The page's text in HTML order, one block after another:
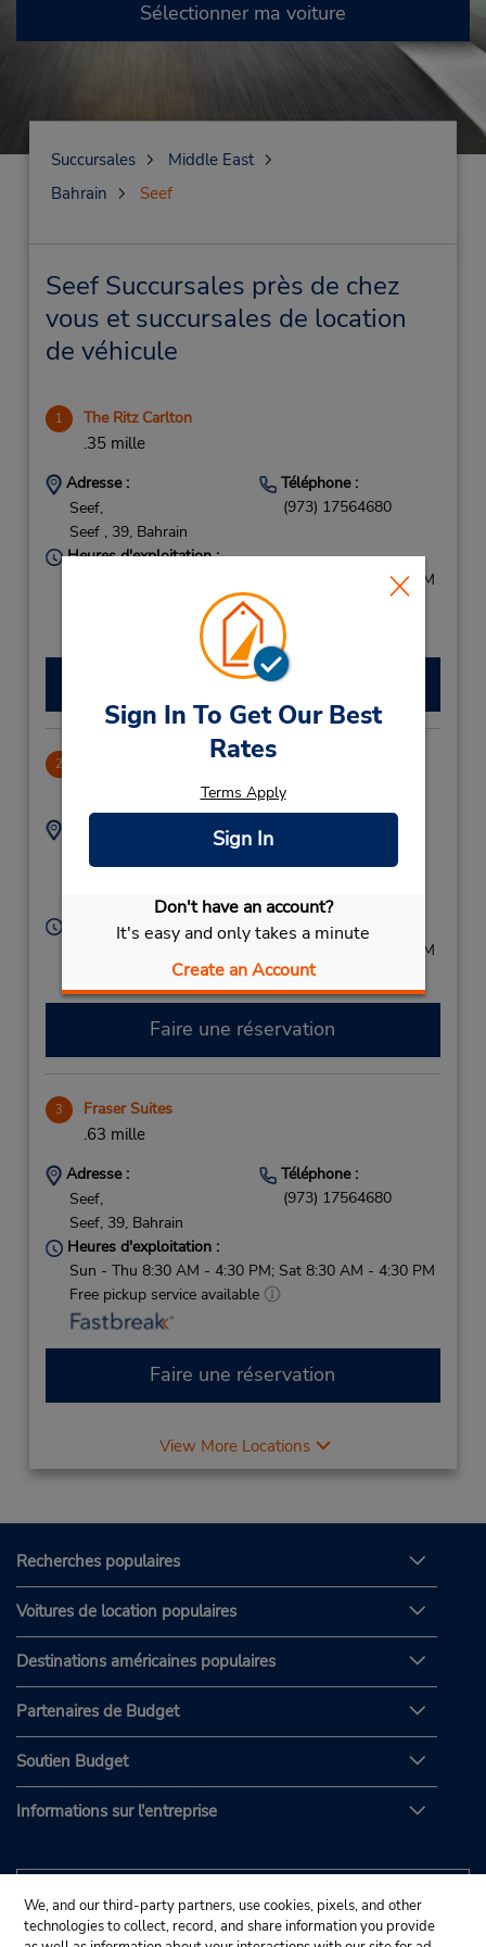
Sign In To Get Our Best
Rates
Terms Apply
Sign In
Don't have an account?
It's easy and only takes a minute
Create an Account
Sélectionner ma voiture
Succursales
Middle East
Bahrain
Seef
Seef Succursales près de chez
vous et succursales de location
de véhicule
1 The Ritz Carlton
.35 mille
Adresse :
Seef,
Seef , 39, Bahrain
Téléphone :
(973) 17564680
Heures d'exploitation :
Sun - Thu 8:30 AM - 4:30 PM; Sat 8:30 AM - 4:30 PM
Free pickup service available
Faire une réservation
2 Ramee Grand Hotel
Adresse :
Heures d'exploitation :
Sun - Thu 8:30 AM - 4:30 PM; Sat 8:30 AM - 4:30 PM
Faire une réservation
3 Fraser Suites
.63 mille
Adresse :
Seef,
Seef, 39, Bahrain
Téléphone :
(973) 17564680
Heures d'exploitation :
Sun - Thu 8:30 AM - 4:30 PM; Sat 8:30 AM - 4:30 PM
Free pickup service available
Faire une réservation
View More Locations
Recherches populaires
Voitures de location populaires
Destinations américaines populaires
Partenaires de Budget
Soutien Budget
Informations sur l'entreprise
We, and our third-party partners, use cookies, pixels, and other
technologies to collect, record, and share information you provide